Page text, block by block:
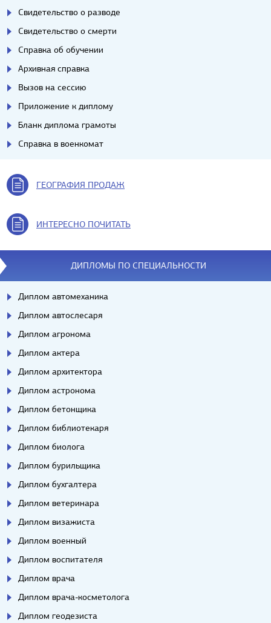
Свидетельство о разводе
Свидетельство о смерти
Справка об обучении
Архивная справка
Вызов на сессию
Приложение к диплому
Бланк диплома грамоты
Справка в военкомат
ГЕОГРАФИЯ ПРОДАЖ
ИНТЕРЕСНО ПОЧИТАТЬ
ДИПЛОМЫ ПО СПЕЦИАЛЬНОСТИ
Диплом автомеханика
Диплом автослесаря
Диплом агронома
Диплом актера
Диплом архитектора
Диплом астронома
Диплом бетонщика
Диплом библиотекаря
Диплом биолога
Диплом бурильщика
Диплом бухгалтера
Диплом ветеринара
Диплом визажиста
Диплом военный
Диплом воспитателя
Диплом врача
Диплом врача-косметолога
Диплом геодезиста